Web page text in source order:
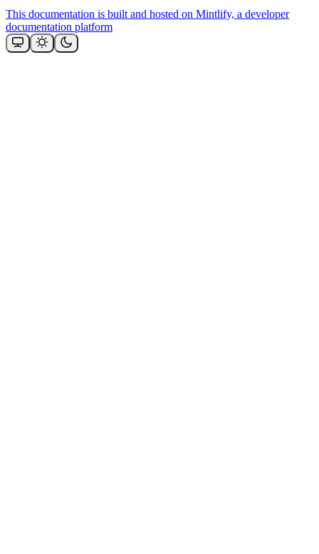
This documentation is built and hosted on Mintlify, a developer
documentation platform